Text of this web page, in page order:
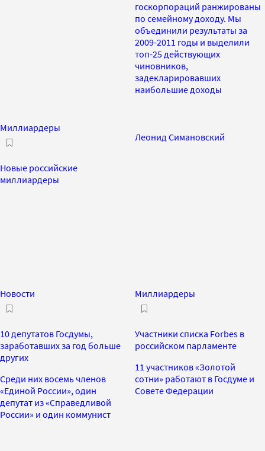
госкорпораций ранжированы
по семейному доходу. Мы
объединили результаты за
2009-2011 годы и выделили
топ-25 действующих
чиновников,
задекларировавших
наибольшие доходы
Миллиардеры
Новые российские
миллиардеры
Леонид Симановский
Новости
10 депутатов Госдумы,
заработавших за год больше
других
Среди них восемь членов
«Единой России», один
депутат из «Справедливой
России» и один коммунист
Миллиардеры
Участники списка Forbes в
российском парламенте
11 участников «Золотой
сотни» работают в Госдуме и
Совете Федерации